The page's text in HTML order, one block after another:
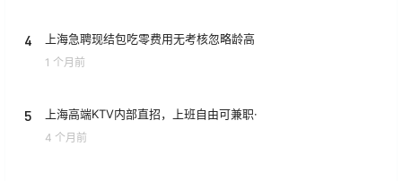
4 上海急聘现结包吃零费用无考核忽略龄高
1 个月前
5 上海高端KTV内部直招，上班自由可兼职·
4 个月前